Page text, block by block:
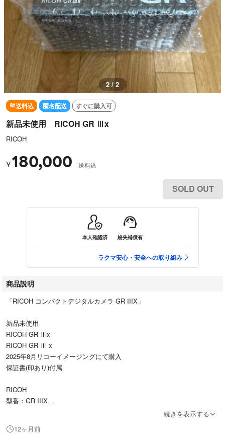
2 / 2
送料込 匿名配送 すぐに購入可
新品未使用 RICOH GR Ⅲx
RICOH
¥180,000 送料込
SOLD OUT
本人確認済 紛失補償有
ラクマ安心・安全への取り組み
商品説明
「RICOH コンパクトデジタルカメラ GR IIIX」
新品未使用
RICOH GR Ⅲx
RICOH GR Ⅲ x
2025年8月リコーイメージングにて購入
保証書(印あり)付属
RICOH
型番：GR IIIX
続きを表示する
12ヶ月前